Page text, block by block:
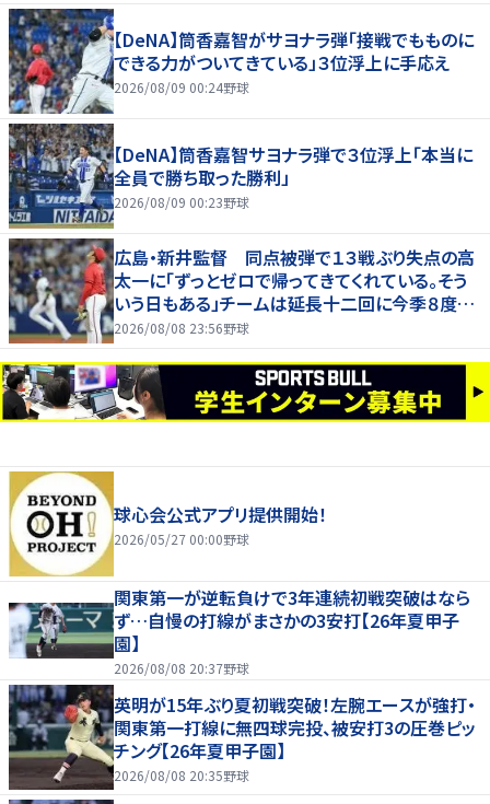
【DeNA】筒香嘉智がサヨナラ弾「接戦でもものに
できる力がついてきている」３位浮上に手応え
2026/08/09 00:24野球
【DeNA】筒香嘉智サヨナラ弾で３位浮上「本当に
全員で勝ち取った勝利」
2026/08/09 00:23野球
広島・新井監督 同点被弾で１３戦ぶり失点の高
太一に「ずっとゼロで帰ってきてくれている。そう
いう日もある」チームは延長十二回に今季８度目
サヨナラ負け
2026/08/08 23:56野球
球心会公式アプリ提供開始！
2026/05/27 00:00野球
関東第一が逆転負けで3年連続初戦突破はなら
ず…自慢の打線がまさかの3安打【26年夏甲子
園】
2026/08/08 20:37野球
英明が15年ぶり夏初戦突破！左腕エースが強打・
関東第一打線に無四球完投、被安打3の圧巻ピッ
チング【26年夏甲子園】
2026/08/08 20:35野球